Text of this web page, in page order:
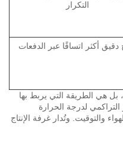
التكرار
دقيق أكثر اتساقًا عبر الدفعات
بل هي الطريقة التي يربط بها
التراكمي لدرجة الحرارة
والتوقيت. وتُدار غرفة الإنتاج